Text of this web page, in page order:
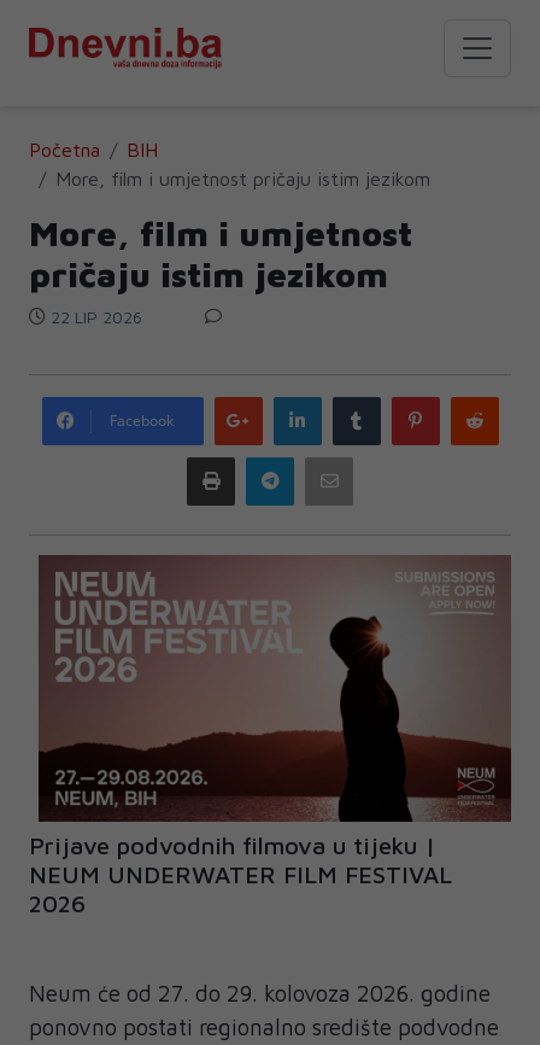
Početna
BIH
More, film i umjetnost pričaju istim jezikom
More, film i umjetnost
pričaju istim jezikom
22 LIP 2026
Facebook
Google
plus
LinkedIn Tumblr Pinterest
Print Telegram
Prijave podvodnih filmova u tijeku |
NEUM UNDERWATER FILM FESTIVAL
2026
Neum će od 27. do 29. kolovoza 2026. godine
ponovno postati regionalno središte podvodne